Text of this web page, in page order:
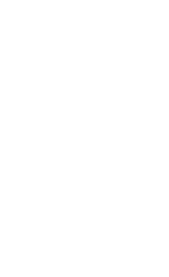
により本サ
等により本